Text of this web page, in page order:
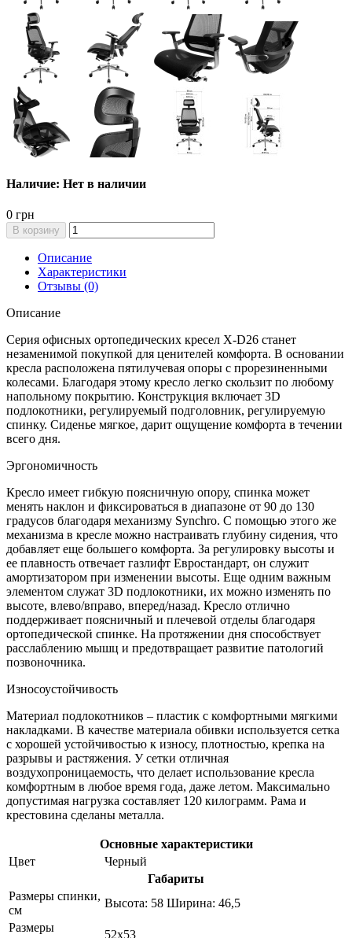
Наличие: Нет в наличии
0 грн
В корзину
Описание
Характеристики
Отзывы (0)
Описание
Серия офисных ортопедических кресел X-D26 станет
незаменимой покупкой для ценителей комфорта. В основании
кресла расположена пятилучевая опоры с прорезиненными
колесами. Благодаря этому кресло легко скользит по любому
напольному покрытию. Конструкция включает 3D
подлокотники, регулируемый подголовник, регулируемую
спинку. Сиденье мягкое, дарит ощущение комфорта в течении
всего дня.
Эргономичность
Кресло имеет гибкую поясничную опору, спинка может
менять наклон и фиксироваться в диапазоне от 90 до 130
градусов благодаря механизму Synchro. С помощью этого же
механизма в кресле можно настраивать глубину сидения, что
добавляет еще большего комфорта. За регулировку высоты и
ее плавность отвечает газлифт Евростандарт, он служит
амортизатором при изменении высоты. Еще одним важным
элементом служат 3D подлокотники, их можно изменять по
высоте, влево/вправо, вперед/назад. Кресло отлично
поддерживает поясничный и плечевой отделы благодаря
ортопедической спинке. На протяжении дня способствует
расслаблению мышц и предотвращает развитие патологий
позвоночника.
Износоустойчивость
Материал подлокотников – пластик с комфортными мягкими
накладками. В качестве материала обивки используется сетка
с хорошей устойчивостью к износу, плотностью, крепка на
разрывы и растяжения. У сетки отличная
воздухопроницаемость, что делает использование кресла
комфортным в любое время года, даже летом. Максимально
допустимая нагрузка составляет 120 килограмм. Рама и
крестовина сделаны металла.
Основные характеристики
Цвет
Черный
Габариты
Размеры спинки,
см
Высота: 58 Ширина: 46,5
Размеры
52x53